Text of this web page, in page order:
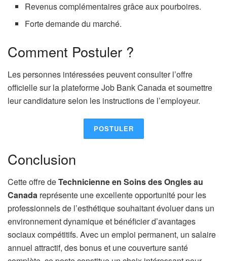
Revenus complémentaires grâce aux pourboires.
Forte demande du marché.
Comment Postuler ?
Les personnes intéressées peuvent consulter l’offre
officielle sur la plateforme Job Bank Canada et soumettre
leur candidature selon les instructions de l’employeur.
POSTULER
Conclusion
Cette offre deTechnicienne en Soins des Ongles au
Canada représente une excellente opportunité pour les
professionnels de l’esthétique souhaitant évoluer dans un
environnement dynamique et bénéficier d’avantages
sociaux compétitifs. Avec un emploi permanent, un salaire
annuel attractif, des bonus et une couverture santé